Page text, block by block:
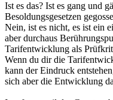
Ist es das? Ist es gang und
Besoldungsgesetzen
Nein, ist es nicht, es ist ein
aber durchaus
Tarifentwicklung als
Wenn du dir die
kann der Eindruck
sich aber die Entwicklung